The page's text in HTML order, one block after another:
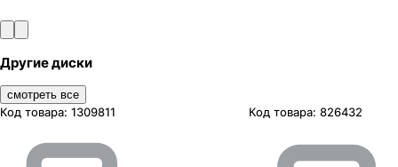
Другие диски
смотреть все
Код товара: 1309811 Код товара: 826432